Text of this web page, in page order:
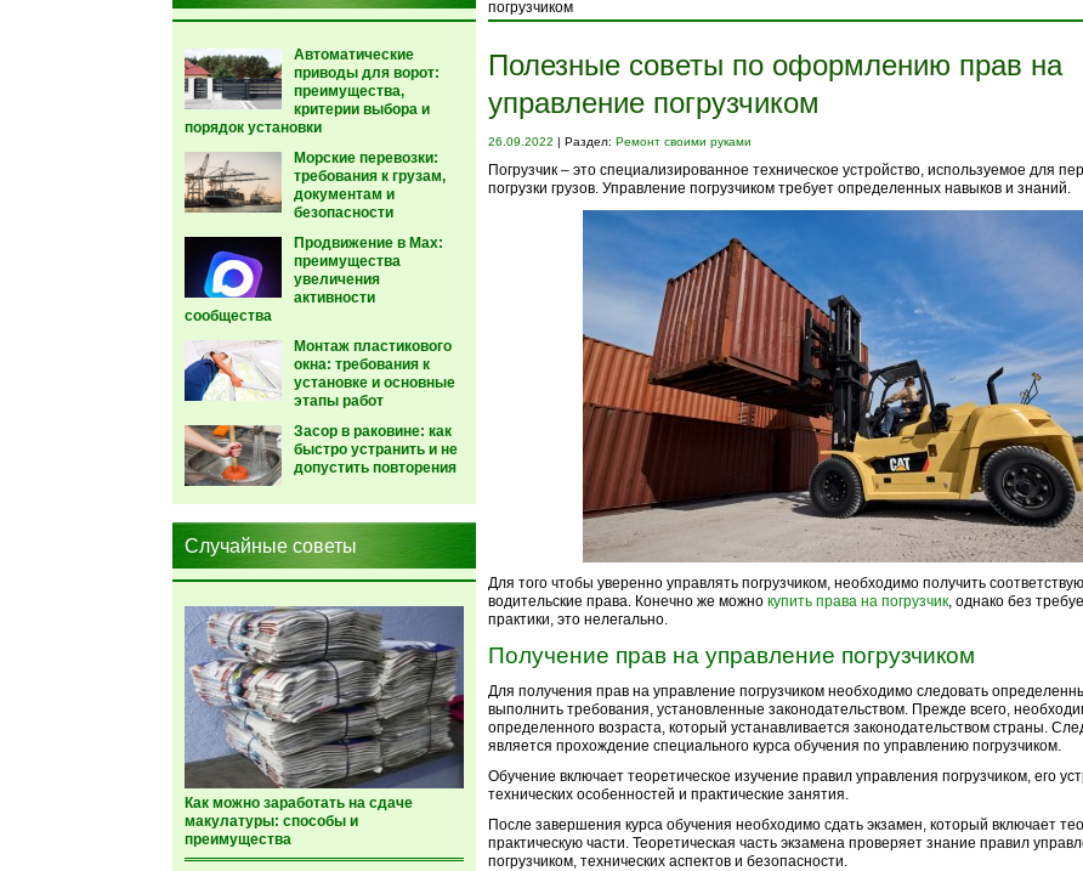
Автоматические
приводы для ворот:
преимущества,
критерии выбора и
порядок установки
Морские перевозки:
требования к грузам,
документам и
безопасности
Продвижение в Max:
преимущества
увеличения
активности
сообщества
Монтаж пластикового
окна: требования к
установке и основные
этапы работ
Засор в раковине: как
быстро устранить и не
допустить повторения
Случайные советы
Как можно заработать на сдаче
макулатуры: способы и
преимущества
погрузчиком
Полезные советы по оформлению прав на
управление погрузчиком
26.09.2022 | Раздел: Ремонт своими руками
Погрузчик – это специализированное техническое устройство, используемое для
погрузки грузов. Управление погрузчиком требует определенных навыков и знаний.
Для того чтобы уверенно управлять погрузчиком, необходимо получить
водительские права. Конечно же можно купить права на погрузчик, однако без
практики, это нелегально.
Получение прав на управление погрузчиком
Для получения прав на управление погрузчиком необходимо следовать
выполнить требования, установленные законодательством. Прежде всего,
определенного возраста, который устанавливается законодательством страны.
является прохождение специального курса обучения по управлению погрузчиком.
Обучение включает теоретическое изучение правил управления погрузчиком, его
технических особенностей и практические занятия.
После завершения курса обучения необходимо сдать экзамен, который включает
практическую части. Теоретическая часть экзамена проверяет знание правил
погрузчиком, технических аспектов и безопасности.